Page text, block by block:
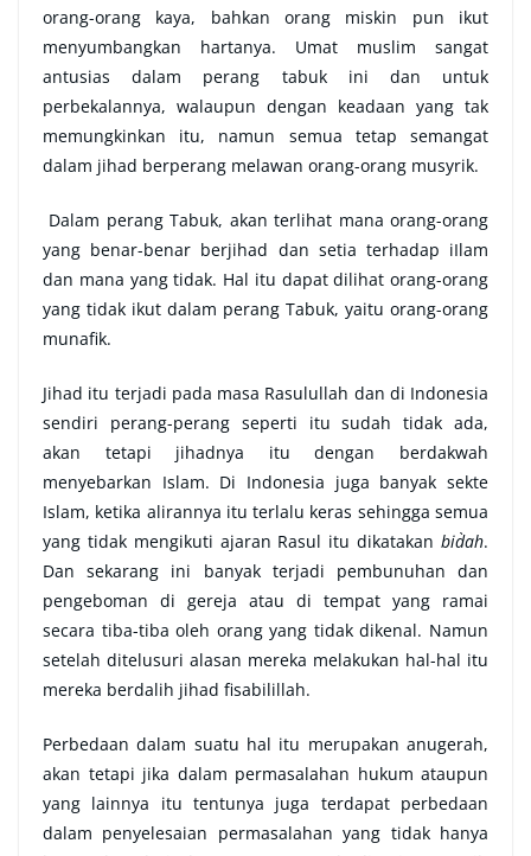
orang-orang kaya, bahkan orang miskin pun ikut
menyumbangkan hartanya. Umat muslim sangat
antusias dalam perang tabuk ini dan untuk
perbekalannya, walaupun dengan keadaan yang tak
memungkinkan itu, namun semua tetap semangat
dalam jihad berperang melawan orang-orang musyrik.
Dalam perang Tabuk, akan terlihat mana orang-orang
yang benar-benar berjihad dan setia terhadap iIlam
dan mana yang tidak. Hal itu dapat dilihat orang-orang
yang tidak ikut dalam perang Tabuk, yaitu orang-orang
munafik.
Jihad itu terjadi pada masa Rasulullah dan di Indonesia
sendiri perang-perang seperti itu sudah tidak ada,
akan tetapi jihadnya itu dengan berdakwah
menyebarkan Islam. Di Indonesia juga banyak sekte
Islam, ketika alirannya itu terlalu keras sehingga semua
yang tidak mengikuti ajaran Rasul itu dikatakan bid`ah.
Dan sekarang ini banyak terjadi pembunuhan dan
pengeboman di gereja atau di tempat yang ramai
secara tiba-tiba oleh orang yang tidak dikenal. Namun
setelah ditelusuri alasan mereka melakukan hal-hal itu
mereka berdalih jihad fisabilillah.
Perbedaan dalam suatu hal itu merupakan anugerah,
akan tetapi jika dalam permasalahan hukum ataupun
yang lainnya itu tentunya juga terdapat perbedaan
dalam penyelesaian permasalahan yang tidak hanya